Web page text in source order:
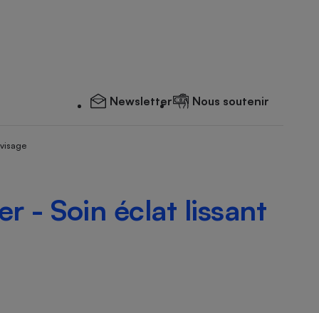
Newsletter Nous soutenir
- Soin éclat lissant